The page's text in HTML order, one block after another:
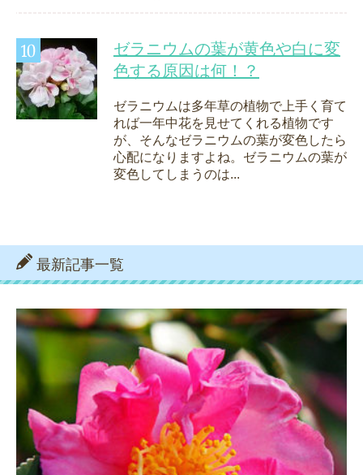
ゼラニウムの葉が黄色や白に変
色する原因は何！？
ゼラニウムは多年草の植物で上手く育て
れば一年中花を見せてくれる植物です
が、そんなゼラニウムの葉が変色したら
心配になりますよね。ゼラニウムの葉が
変色してしまうのは...
最新記事一覧